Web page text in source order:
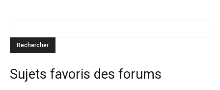
Sujets favoris des forums